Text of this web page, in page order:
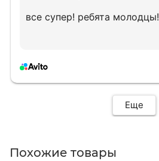
все супер! ребята молодцы!
Еще
Похожие товары